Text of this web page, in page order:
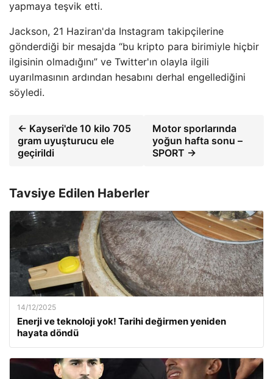
yapmaya teşvik etti.
Jackson, 21 Haziran'da Instagram takipçilerine
gönderdiği bir mesajda “bu kripto para birimiyle hiçbir
ilgisinin olmadığını” ve Twitter'ın olayla ilgili
uyarılmasının ardından hesabını derhal engellediğini
söyledi.
← Kayseri'de 10 kilo 705
gram uyuşturucu ele
geçirildi
Motor sporlarında
yoğun hafta sonu –
SPORT →
Tavsiye Edilen Haberler
14/12/2025
Enerji ve teknoloji yok! Tarihi değirmen yeniden
hayata döndü